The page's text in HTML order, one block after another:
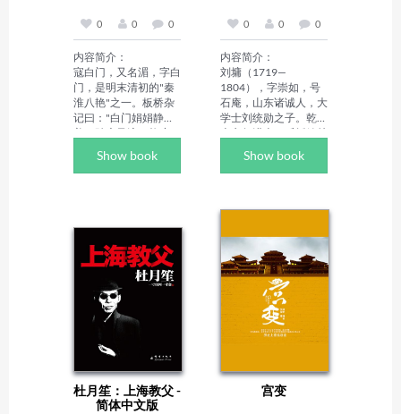
本文化，喜欢战国之后
的中世、近代日本历
史，对一些历史事件有
着独特的见解，近段时
间一直致力于日本历史
的研究中。
洞察，这也成为其早期
创作的核心母题，陆续
推出《大学校园里的
"第四只眼"》《大学该
怎么读》等教育类著
作，聚焦大学生成长、
大学教育反思等议题。
作品多贴近大众需求，
普及还是人物传记，均
兼顾知识性与可读性，
0 0 0
内容简介：
寇白门，又名湄，字白
门，是明末清初的"秦
淮八艳"之一。板桥杂
记曰："白门娟娟静
美；跌宕风流，能度
韵，能吟诗，然滑易不
了爱情的亏。最终连最
信任的人也背叛时，她
终于顶不住岁月，垂垂
老去。
作者简介：
子座，追求唯美至善，
性格忧伤不低沉，快乐
如一。其代表作品
《Baby!我的地狱王
子》网络人气累计高达
Show book
0 0 0
内容简介：
刘墉（1719—
1804），字崇如，号
石庵，山东诸诚人，大
学士刘统勋之子。乾隆
十六年进士，后授翰林
学士，加太子太保。刘
多星、幽默客，还是诗
墉为主线，旁及乾隆，
和坤、嘉庆等诸多历史
人物，以时间线索为
经，以刘墉斗和坤、戏
乾隆，替百姓伸冤断案
为纬，纵横交错，内容
丰富多彩，展示给读者
一个崭新的刘罗锅子，
案、与乾隆争婚、君臣
戏洋妞，招抚白莲教等
Show book
杜月笙：上海教父 -
简体中文版
宫变